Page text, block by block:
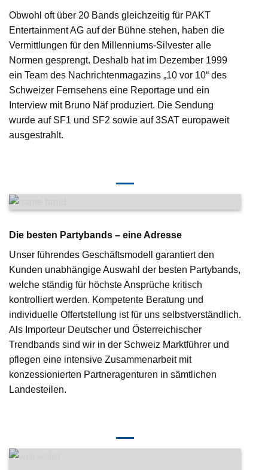
Obwohl oft über 20 Bands gleichzeitig für PAKT
Entertainment AG auf der Bühne stehen, haben die
Vermittlungen für den Millenniums-Silvester alle
Normen gesprengt. Deshalb hat im Dezember 1999
ein Team des Nachrichtenmagazins „10 vor 10“ des
Schweizer Fernsehens eine Reportage und ein
Interview mit Bruno Näf produziert. Die Sendung
wurde auf SF1 und SF2 sowie auf 3SAT europaweit
ausgestrahlt.
Die besten Partybands – eine Adresse
Unser führendes Geschäftsmodell garantiert den
Kunden unabhängige Auswahl der besten Partybands,
welche ständig für höchste Ansprüche kritisch
kontrolliert werden. Kompetente Beratung und
individuelle Offertstellung ist für uns selbstverständlich.
Als Importeur Deutscher und Österreichischer
Trendbands sind wir in der Schweiz Marktführer und
pflegen eine intensive Zusammenarbeit mit
konzessionierten Partneragenturen in sämtlichen
Landesteilen.